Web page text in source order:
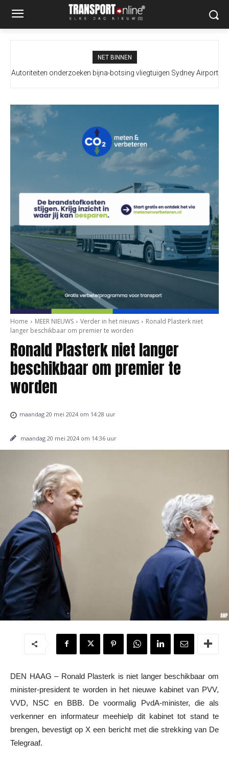
NET BINNEN
Autoriteiten onderzoeken bijna-botsing vliegtuigen Sydney Airport
Home MEER NIEUWS Verder in het nieuws
Ronald Plasterk niet
langer beschikbaar om premier te worden
Ronald Plasterk niet langer
beschikbaar om premier te
worden
maandag 20 mei 2024 om 14:28 uur
maandag 20 mei 2024 om 14:36 uur
DEN HAAG – Ronald Plasterk is niet langer beschikbaar om
minister-president te worden in het nieuwe kabinet van PVV,
VVD, NSC en BBB. De voormalig PvdA-minister, die als
verkenner en informateur meehielp dit kabinet tot stand te
brengen, bevestigt op X een bericht met die strekking van De
Telegraaf.